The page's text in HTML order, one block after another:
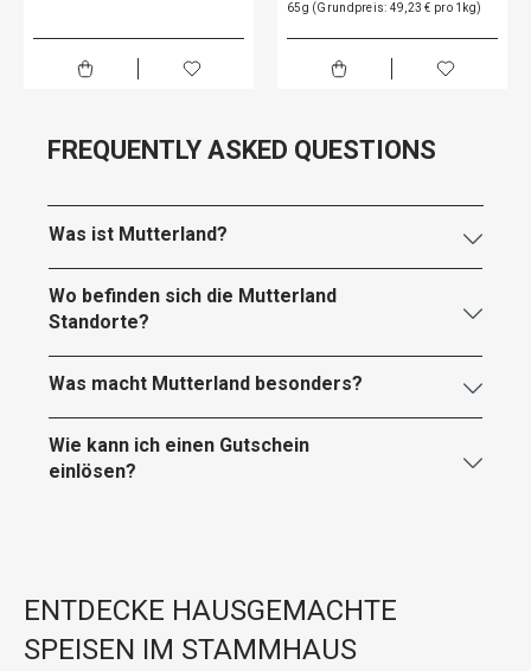
65g (Grundpreis: 49,23 € pro 1kg)
FREQUENTLY ASKED QUESTIONS
Was ist Mutterland?
Wo befinden sich die Mutterland
Standorte?
Was macht Mutterland besonders?
Wie kann ich einen Gutschein
einlösen?
ENTDECKE HAUSGEMACHTE
SPEISEN IM STAMMHAUS